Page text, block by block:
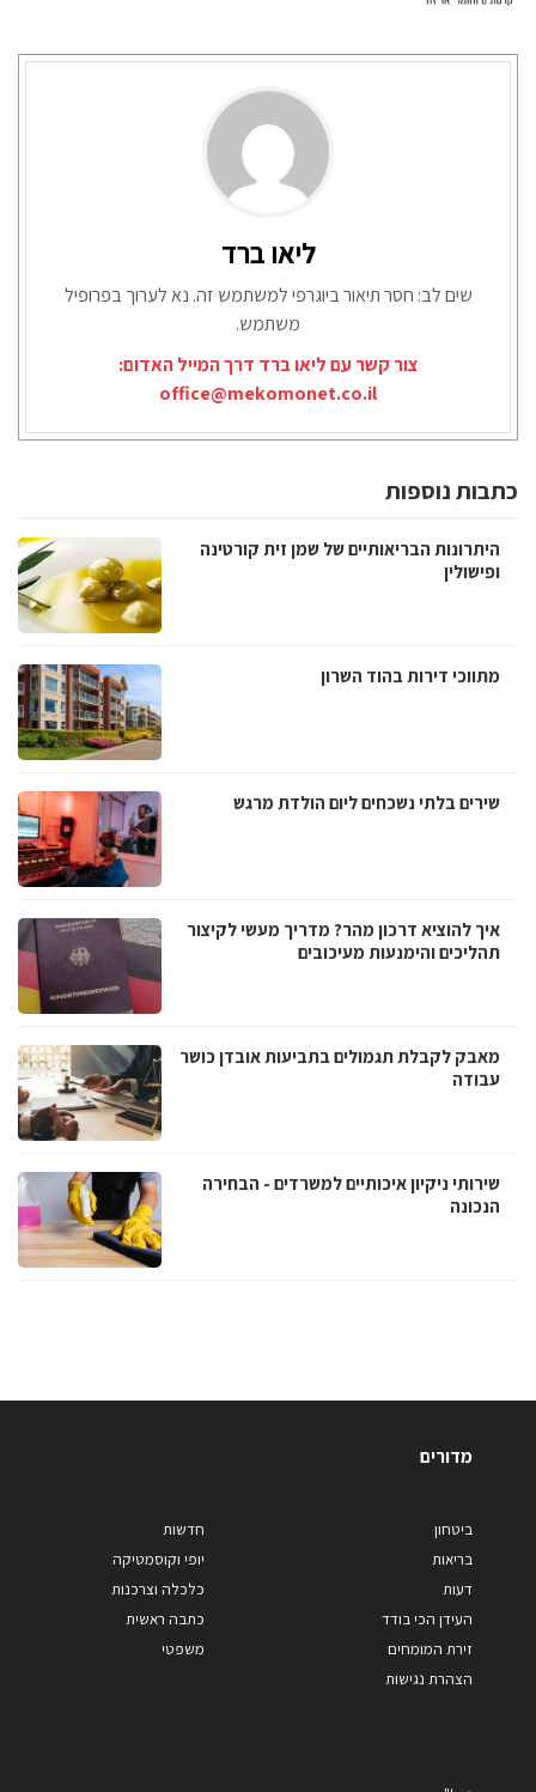
ליאו ברד
שים לב: חסר תיאור ביוגרפי למשתמש זה. נא לערוך בפרופיל
משתמש.
צור קשר עם ליאו ברד דרך המייל האדום:
office@mekomonet.co.il
כתבות נוספות
היתרונות הבריאותיים של שמן זית קורטינה
ופישולין
מתווכי דירות בהוד השרון
שירים בלתי נשכחים ליום הולדת מרגש
איך להוציא דרכון מהר? מדריך מעשי לקיצור
תהליכים והימנעות מעיכובים
מאבק לקבלת תגמולים בתביעות אובדן כושר
עבודה
שירותי ניקיון איכותיים למשרדים - הבחירה
הנכונה
מדורים
ביטחון
בריאות
דעות
העידן הכי בודד
זירת המומחים
הצהרת נגישות
חדשות
יופי וקוסמטיקה
כלכלה וצרכנות
כתבה ראשית
משפטי